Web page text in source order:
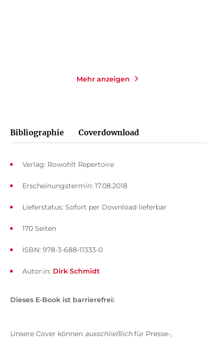
Mehr anzeigen
Bibliographie Coverdownload
Verlag: Rowohlt Repertoire
Erscheinungstermin: 17.08.2018
Lieferstatus: Sofort per Download lieferbar
ISBN: 978-3-688-11333-0
170 Seiten
Autor:in: Dirk Schmidt
Dieses E-Book ist barrierefrei:
Unsere Cover können ausschließlichfür Presse-,